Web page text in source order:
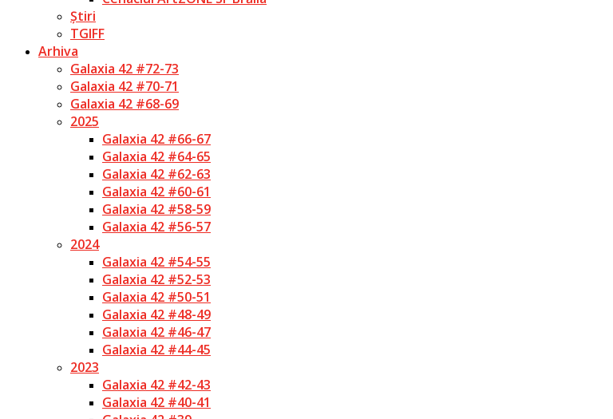
Știri
TGIFF
Arhiva
Galaxia 42 #72-73
Galaxia 42 #70-71
Galaxia 42 #68-69
2025
Galaxia 42 #66-67
Galaxia 42 #64-65
Galaxia 42 #62-63
Galaxia 42 #60-61
Galaxia 42 #58-59
Galaxia 42 #56-57
2024
Galaxia 42 #54-55
Galaxia 42 #52-53
Galaxia 42 #50-51
Galaxia 42 #48-49
Galaxia 42 #46-47
Galaxia 42 #44-45
2023
Galaxia 42 #42-43
Galaxia 42 #40-41